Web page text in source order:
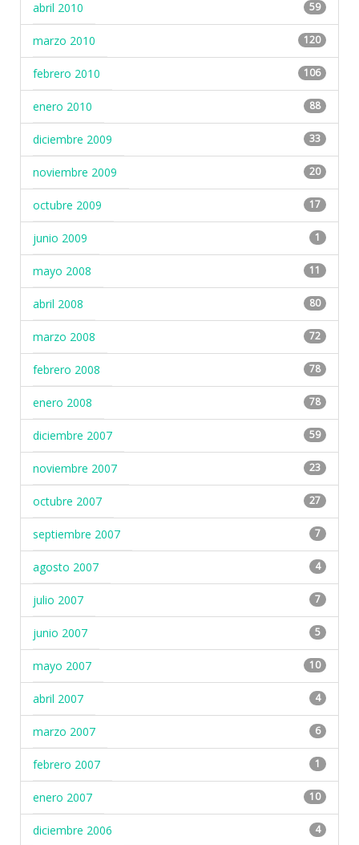
abril 2010 59
marzo 2010 120
febrero 2010 106
enero 2010 88
diciembre 2009 33
noviembre 2009 20
octubre 2009 17
junio 2009 1
mayo 2008 11
abril 2008 80
marzo 2008 72
febrero 2008 78
enero 2008 78
diciembre 2007 59
noviembre 2007 23
octubre 2007 27
septiembre 2007 7
agosto 2007 4
julio 2007 7
junio 2007 5
mayo 2007 10
abril 2007 4
marzo 2007 6
febrero 2007 1
enero 2007 10
diciembre 2006 4